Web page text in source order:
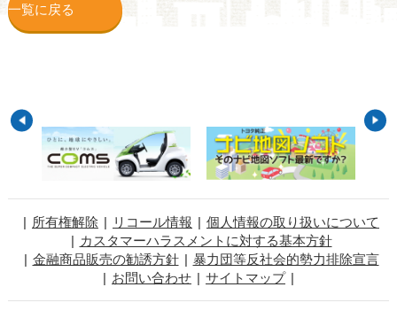
一覧に戻る
所有権解除 リコール情報
個人情報の取り扱いについて
カスタマーハラスメントに対する基本方針
金融商品販売の勧誘方針
暴力団等反社会的勢力排除宣言
お問い合わせ
サイトマップ